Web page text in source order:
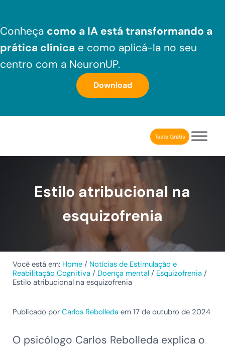
Conheça como a IA está transformando a
prática clínica e como aplicá-la no seu
centro com a NeuronUP.
Download
Aplicativo de estimulação cognitiva para profissionais
Teste Grátis
Estilo atribucional na
esquizofrenia
Você está em: Home / Notícias de Estimulação e
Reabilitação Cognitiva / Doença mental / Esquizofrenia /
Estilo atribucional na esquizofrenia
Publicado por Carlos Rebolledaem 17 de outubro de 2024
O psicólogo Carlos Rebolleda explica o